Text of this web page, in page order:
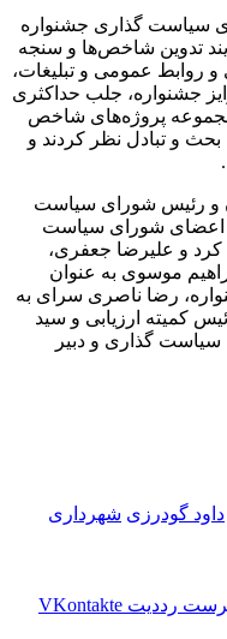
سیاست گذاری جشنواره
تدوین شاخص‌ها و سنجه
و روابط عمومی و تبلیغات،
جشنواره، جلب حداکثری
پروژه‌های شاخص
و تبادل نظر کردند و
و رئیس شورای سیاست
اعضای شورای سیاست
و علیرضا جعفری،
موسوی به عنوان
رضا ناصری سرای به
کمیته ارزیابی و سید
گذاری و دبیر
داود گودرزی شهرداری
‫رددیت ‫VKontakte